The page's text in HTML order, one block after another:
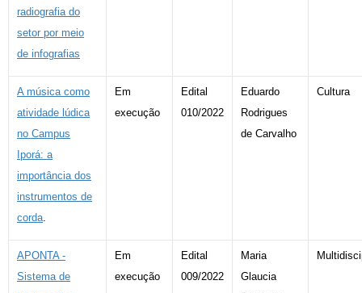
radiografia do
setor por meio
de infografias
A música como
atividade lúdica
no Campus
Iporá: a
importância dos
instrumentos de
corda
Em
execução
Edital
010/2022
Eduardo
Rodrigues
de Carvalho
Cultura
APONTA -
Sistema de
Em
execução
Edital
009/2022
Maria
Glaucia